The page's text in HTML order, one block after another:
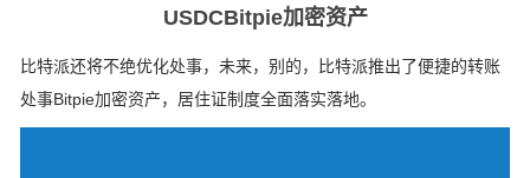
USDCBitpie加密资产
比特派还将不绝优化处事，未来，别的，比特派推出了便捷的转账
处事Bitpie加密资产，居住证制度全面落实落地。